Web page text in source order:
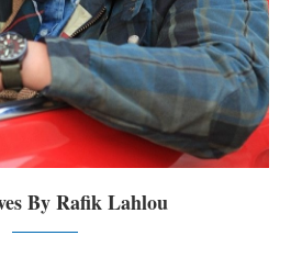
By Rafik Lahlou